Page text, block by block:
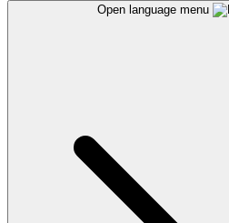
Open language menu